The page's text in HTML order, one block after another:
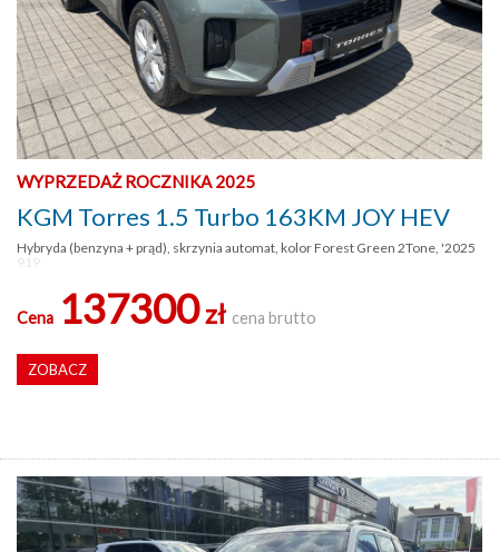
WYPRZEDAŻ ROCZNIKA 2025
KGM Torres 1.5 Turbo 163KM JOY HEV
Hybryda (benzyna + prąd), skrzynia automat, kolor Forest Green 2Tone, '2025
Cena 137300zł cena brutto
ZOBACZ